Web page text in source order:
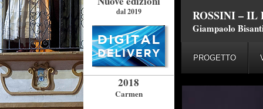
dal 2019
2018
Carmen
ROSSINI –
Giampaolo
PROGETTO